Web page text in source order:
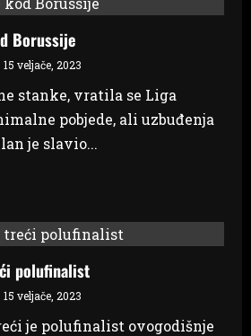
Borussije
15 veljače, 2023
stanke, vratila se Liga
pobjede, ali uzbuđenja
je slavio...
polufinalist
15 veljače, 2023
je polufinalist ovogodišnje